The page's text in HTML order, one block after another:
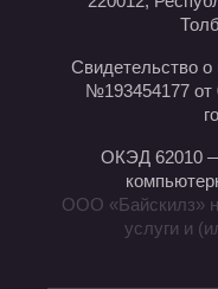
Свидетельство о
№193454177 от
ОКЭД 62010 —
ООО «Байскилз»
услуги и